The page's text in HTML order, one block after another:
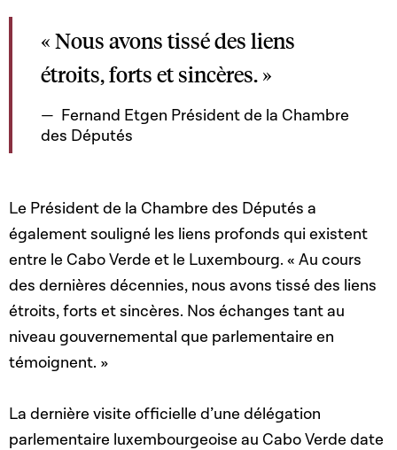
« Nous avons tissé des liens
étroits, forts et sincères. »
Fernand Etgen Président de la Chambre
des Députés
Le Président de la Chambre des Députés a
également souligné les liens profonds qui existent
entre le Cabo Verde et le Luxembourg. « Au cours
des dernières décennies, nous avons tissé des liens
étroits, forts et sincères. Nos échanges tant au
niveau gouvernemental que parlementaire en
témoignent. »
La dernière visite officielle d’une délégation
parlementaire luxembourgeoise au Cabo Verde date